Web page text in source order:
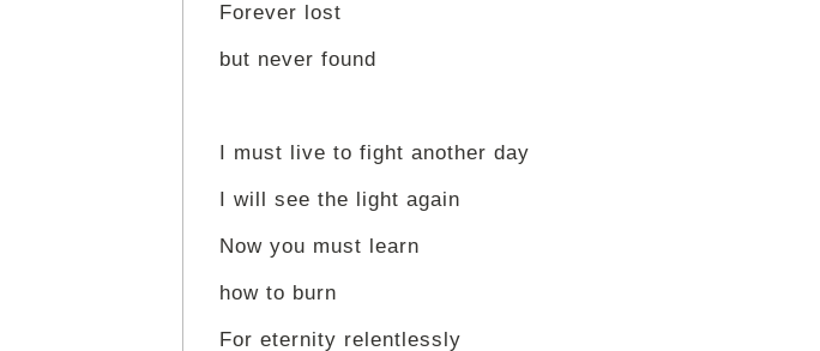
Forever lost
but never found
I must live to fight another day
I will see the light again
Now you must learn
how to burn
For eternity relentlessly